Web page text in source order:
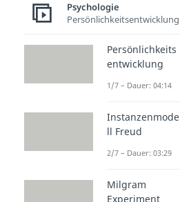
Psychologie
Persönlichkeitsentwicklung
Persönlichkeits
entwicklung
1/7 – Dauer: 04:14
Instanzenmode
ll Freud
2/7 – Dauer: 03:29
Milgram
Experiment